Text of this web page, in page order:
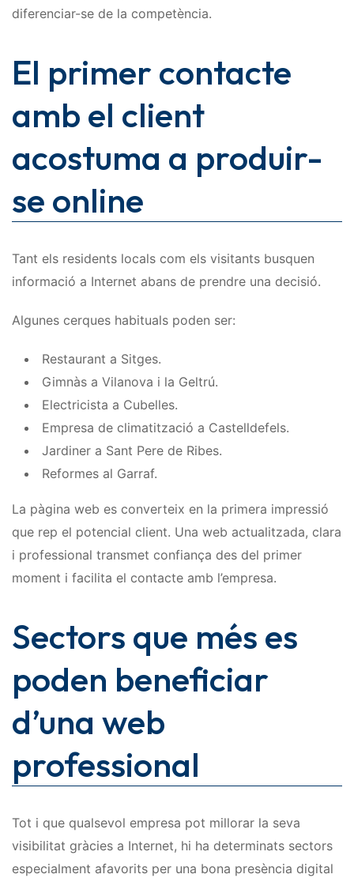
diferenciar-se de la competència.
El primer contacte
amb el client
acostuma a produir-
se online
Tant els residents locals com els visitants busquen
informació a Internet abans de prendre una decisió.
Algunes cerques habituals poden ser:
Restaurant a Sitges.
Gimnàs a Vilanova i la Geltrú.
Electricista a Cubelles.
Empresa de climatització a Castelldefels.
Jardiner a Sant Pere de Ribes.
Reformes al Garraf.
La pàgina web es converteix en la primera impressió
que rep el potencial client. Una web actualitzada, clara
i professional transmet confiança des del primer
moment i facilita el contacte amb l’empresa.
Sectors que més es
poden beneficiar
d’una web
professional
Tot i que qualsevol empresa pot millorar la seva
visibilitat gràcies a Internet, hi ha determinats sectors
especialment afavorits per una bona presència digital